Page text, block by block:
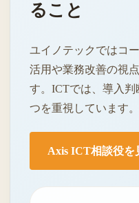
ること
ユイノテックではコ
活用や業務改善の視
す。ICTでは、導入
つを重視しています。
Axis ICT相談役を